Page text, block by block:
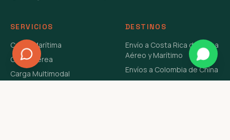
SERVICIOS
Carga Marítima
Carga Aérea
Carga Multimodal
DESTINOS
Envío a Costa Rica de China
Aéreo y Marítimo
Envíos a Colombia de China